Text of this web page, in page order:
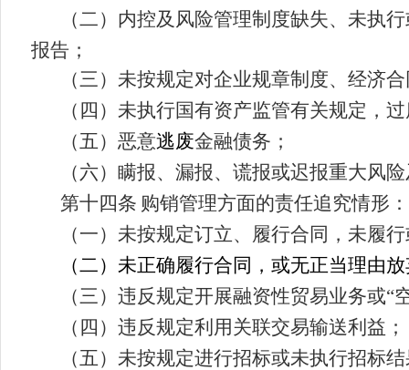
（二）内控及风险管理制度缺失、未执
报告；
（三）未按规定对企业规章制度、经济
（四）未执行国有资产监管有关规定，
（五）恶意逃废金融债务；
（六）瞒报、漏报、谎报或迟报重大风
第十四条 购销管理方面的责任追究情形：
（一）未按规定订立、履行合同，未履
（二）未正确履行合同，或无正当理由
（三）违反规定开展融资性贸易业务或“
（四）违反规定利用关联交易输送利益；
（五）未按规定进行招标或未执行招标